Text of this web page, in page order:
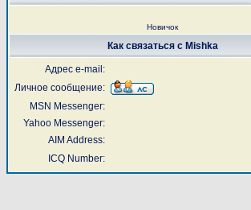
Новичок
Как связаться с Mishka
Адрес e-mail:
Личное сообщение:
MSN Messenger:
Yahoo Messenger:
AIM Address:
ICQ Number: